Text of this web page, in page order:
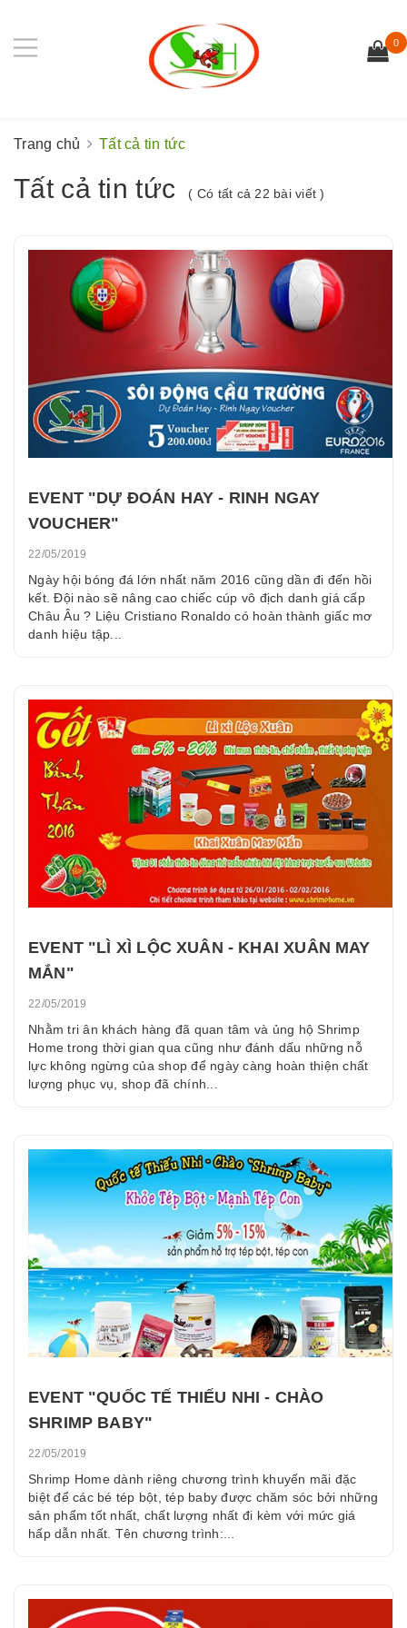
0
Trang chủ Tất cả tin tức
Tất cả tin tức ( Có tất cả 22 bài viết )
EVENT "DỰ ĐOÁN HAY - RINH NGAY
VOUCHER"
22/05/2019
Ngày hội bóng đá lớn nhất năm 2016 cũng dần đi đến hồi
kết. Đội nào sẽ nâng cao chiếc cúp vô địch danh giá cấp
Châu Âu ? Liệu Cristiano Ronaldo có hoàn thành giấc mơ
danh hiệu tập...
EVENT "LÌ XÌ LỘC XUÂN - KHAI XUÂN MAY
MẮN"
22/05/2019
Nhằm tri ân khách hàng đã quan tâm và ủng hộ Shrimp
Home trong thời gian qua cũng như đánh dấu những nỗ
lực không ngừng của shop để ngày càng hoàn thiện chất
lượng phục vụ, shop đã chính...
EVENT "QUỐC TẾ THIẾU NHI - CHÀO
SHRIMP BABY"
22/05/2019
Shrimp Home dành riêng chương trình khuyến mãi đặc
biệt để các bé tép bột, tép baby được chăm sóc bởi những
sản phẩm tốt nhất, chất lượng nhất đi kèm với mức giá
hấp dẫn nhất. Tên chương trình:...